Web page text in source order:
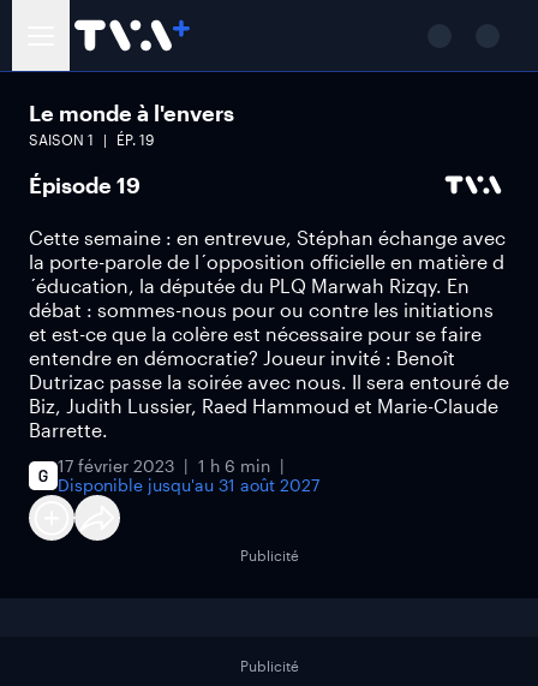
Le monde à l'envers
SAISON 1 ÉP. 19
Épisode 19
Cette semaine : en entrevue, Stéphan échange avec
la porte-parole de l´opposition officielle en matière d
´éducation, la députée du PLQ Marwah Rizqy. En
débat : sommes-nous pour ou contre les initiations
et est-ce que la colère est nécessaire pour se faire
entendre en démocratie? Joueur invité : Benoît
Dutrizac passe la soirée avec nous. Il sera entouré de
Biz, Judith Lussier, Raed Hammoud et Marie-Claude
Barrette.
17 février 2023
1 h 6 min
Disponible jusqu'au 31 août 2027
Publicité
Publicité